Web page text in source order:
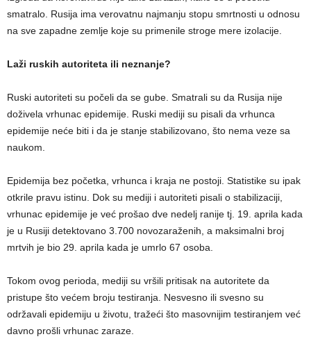
smatralo. Rusija ima verovatnu najmanju stopu smrtnosti u odnosu
na sve zapadne zemlje koje su primenile stroge mere izolacije.
Laži ruskih autoriteta ili neznanje?
Ruski autoriteti su počeli da se gube. Smatrali su da Rusija nije
doživela vrhunac epidemije. Ruski mediji su pisali da vrhunca
epidemije neće biti i da je stanje stabilizovano, što nema veze sa
naukom.
Epidemija bez početka, vrhunca i kraja ne postoji. Statistike su ipak
otkrile pravu istinu. Dok su mediji i autoriteti pisali o stabilizaciji,
vrhunac epidemije je već prošao dve nedelj ranije tj. 19. aprila kada
je u Rusiji detektovano 3.700 novozaraženih, a maksimalni broj
mrtvih je bio 29. aprila kada je umrlo 67 osoba.
Tokom ovog perioda, mediji su vršili pritisak na autoritete da
pristupe što većem broju testiranja. Nesvesno ili svesno su
održavali epidemiju u životu, tražeći što masovnijim testiranjem već
davno prošli vrhunac zaraze.